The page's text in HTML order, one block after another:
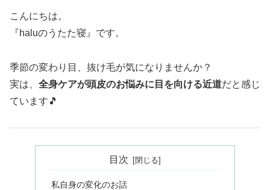
こんにちは。
『haluのうたた寝』です。
季節の変わり目、抜け毛が気になりませんか？
実は、 全身ケアが頭皮のお悩みに目を向ける近道だと感じ
ています🎵
目次
私自身の変化のお話